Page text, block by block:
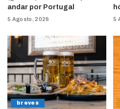
andar por Portugal
5 Agosto, 2026 5
breves